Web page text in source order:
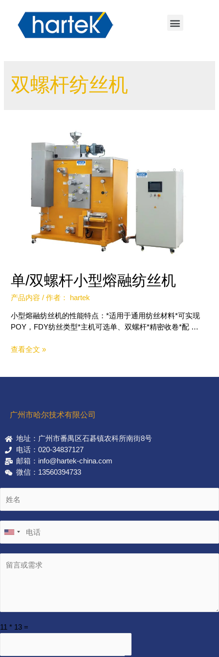
双螺杆纺丝机
单/双螺杆小型熔融纺丝机​
产品内容 / 作者： hartek
小型熔融纺丝机的性能特点：*适用于通用纺丝材料*可实现
POY，FDY纺丝类型*主机可选单、双螺杆*精密收卷*配 …
查看全文 »
广州市哈尔技术有限公司
地址：广州市番禺区石碁镇农科所南街8号
电话：020-34837127
邮箱：info@hartek-china.com
微信：13560394733
11 * 13 =